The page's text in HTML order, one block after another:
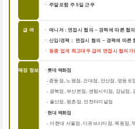
ㆍ 주말포함 주 5일 근무
급 여
ㆍ 매니저 : 면접시 협의 ~ 경력에 따른 협
ㆍ 신입/경력 : 면접시 협의 ~ 경력에 따른
ㆍ 동종 업계 최고대우 급여 면접시 협의가
매장 정보 ㆍ롯데 백화점
-중동점, 노원점, 건대점, 안산점, 영등포
- 광복점, 부산본점, 센텀시티점, 강남점,
- 울산점, 평촌점, 인천터미널점
ㆍ현대 백화점
- 더현대 서울점, 디큐브시티점, 목동점,